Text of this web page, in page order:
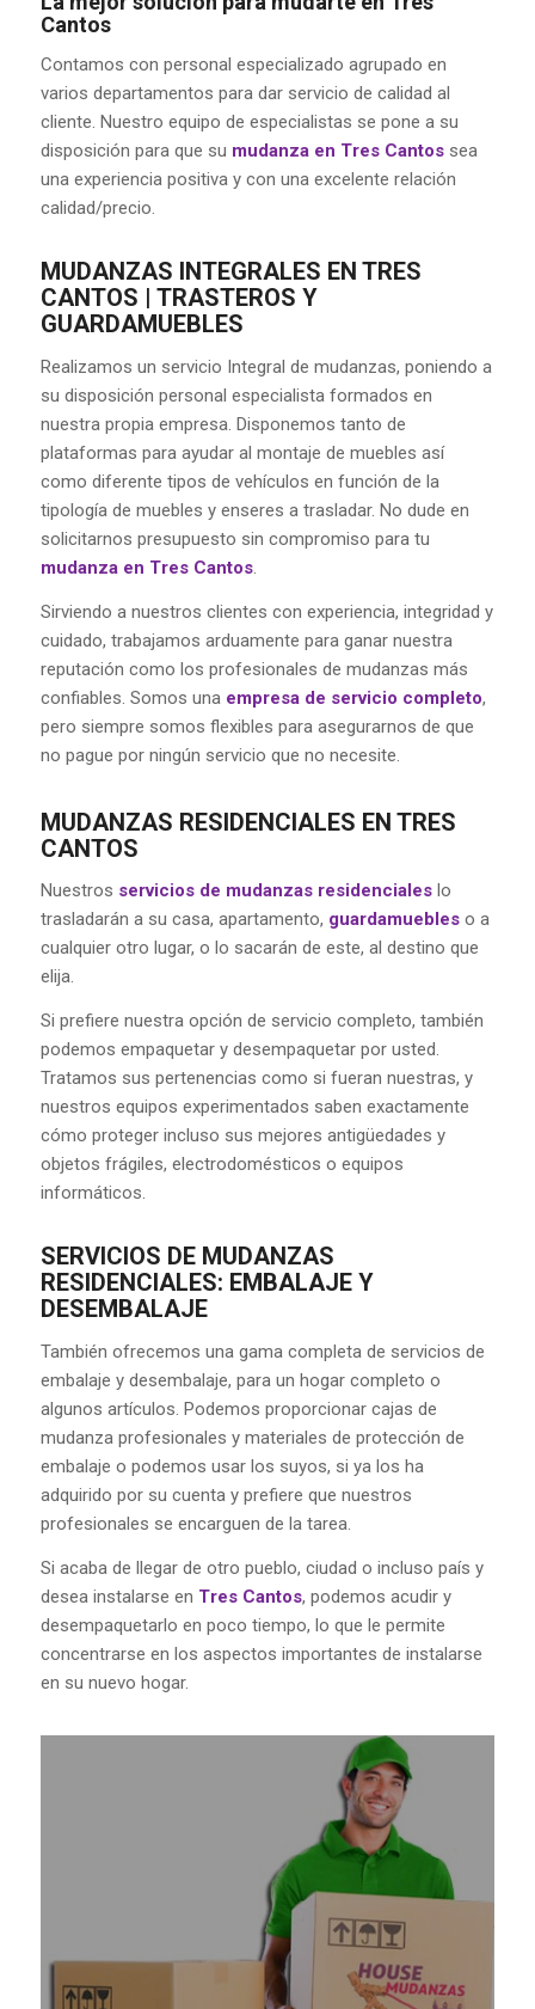
Cantos
Contamos con personal especializado agrupado en
varios departamentos para dar servicio de calidad al
cliente. Nuestro equipo de especialistas se pone a su
disposición para que su mudanza en Tres Cantossea
una experiencia positiva y con una excelente relación
calidad/precio.
MUDANZAS INTEGRALES EN TRES
CANTOS | TRASTEROS Y
GUARDAMUEBLES
Realizamos un servicio Integral de mudanzas, poniendo a
su disposición personal especialista formados en
nuestra propia empresa. Disponemos tanto de
plataformas para ayudar al montaje de muebles así
como diferente tipos de vehículos en función de la
tipología de muebles y enseres a trasladar. No dude en
solicitarnos presupuesto sin compromiso para tu
mudanza en Tres Cantos.
Sirviendo a nuestros clientes con experiencia, integridad y
cuidado, trabajamos arduamente para ganar nuestra
reputación como los profesionales de mudanzas más
confiables. Somos una empresa de servicio completo,
pero siempre somos flexibles para asegurarnos de que
no pague por ningún servicio que no necesite.
MUDANZAS RESIDENCIALES EN TRES
CANTOS
Nuestros servicios de mudanzas residencialeslo
trasladarán a su casa, apartamento, guardamuebleso a
cualquier otro lugar, o lo sacarán de este, al destino que
elija.
Si prefiere nuestra opción de servicio completo, también
podemos empaquetar y desempaquetar por usted.
Tratamos sus pertenencias como si fueran nuestras, y
nuestros equipos experimentados saben exactamente
cómo proteger incluso sus mejores antigüedades y
objetos frágiles, electrodomésticos o equipos
informáticos.
SERVICIOS DE MUDANZAS
RESIDENCIALES: EMBALAJE Y
DESEMBALAJE
También ofrecemos una gama completa de servicios de
embalaje y desembalaje, para un hogar completo o
algunos artículos. Podemos proporcionar cajas de
mudanza profesionales y materiales de protección de
embalaje o podemos usar los suyos, si ya los ha
adquirido por su cuenta y prefiere que nuestros
profesionales se encarguen de la tarea.
Si acaba de llegar de otro pueblo, ciudad o incluso país y
desea instalarse en Tres Cantos, podemos acudir y
desempaquetarlo en poco tiempo, lo que le permite
concentrarse en los aspectos importantes de instalarse
en su nuevo hogar.